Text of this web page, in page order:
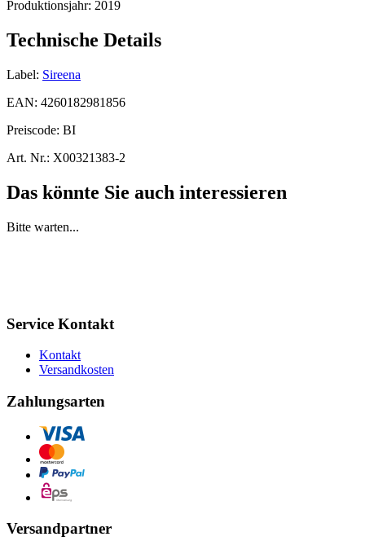
Produktionsjahr: 2019
Technische Details
Label: Sireena
EAN: 4260182981856
Preiscode: BI
Art. Nr.: X00321383-2
Das könnte Sie auch interessieren
Bitte warten...
Service Kontakt
Kontakt
Versandkosten
Zahlungsarten
Versandpartner